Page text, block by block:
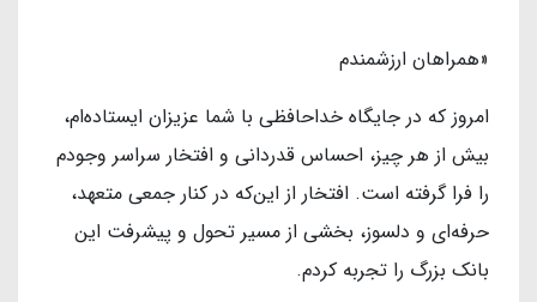
«همراهان ارزشمندم
امروز که در جایگاه خداحافظی با شما عزیزان ایستاده‌ام،
بیش از هر چیز، احساس قدردانی و افتخار سراسر وجودم
را فرا گرفته است. افتخار از این‌که در کنار جمعی متعهد،
حرفه‌ای و دلسوز، بخشی از مسیر تحول و پیشرفت این
بانک بزرگ را تجربه کردم.